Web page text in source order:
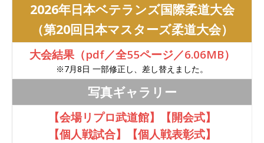
2026年日本ベテランズ国際柔道大会
（第20回日本マスターズ柔道大会）
大会結果（pdf／全55ページ／6.06MB）
※7月8日 一部修正し、差し替えました。
写真ギャラリー
【会場リプロ武道館】
【開会式】
【個人戦試合】
【個人戦表彰式】